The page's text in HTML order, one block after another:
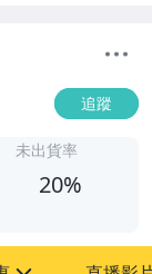
追蹤
未出貨率
20%